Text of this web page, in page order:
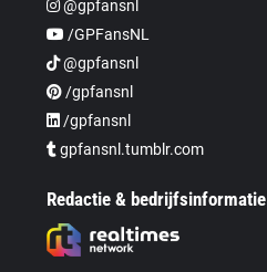
@gpfansnl
/GPFansNL
@gpfansnl
/gpfansnl
/gpfansnl
gpfansnl.tumblr.com
Redactie & bedrijfsinformatie